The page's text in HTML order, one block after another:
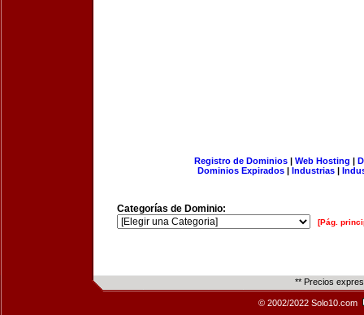
Registro de Dominios| Web Hosting |
Dominios Expirados | Industrias |
Categorías de Dominio:
[Pág.
** Precios
© 2002/2022 Solo10.com